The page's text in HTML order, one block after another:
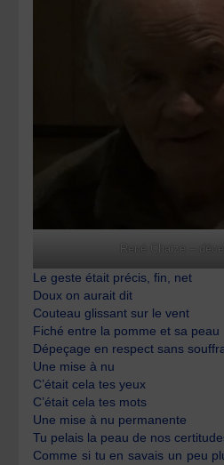
René Chaize –
Le geste était précis, fin, net
Doux on aurait dit
Couteau glissant sur le vent
Fiché entre la pomme et sa peau
Dépeçage en respect sans
Une mise à nu
C’était cela tes yeux
C’était cela tes mots
Une mise à nu permanente
Tu pelais la peau de nos
Comme si tu en savais un peu